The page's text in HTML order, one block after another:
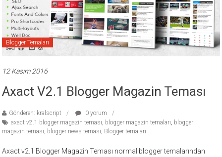
Blogger Temaları
12 Kasım 2016
Axact V2.1 Blogger Magazin Teması
Gönderen: kralscript
0 yorum
axact v2.1 blogger magazin teması, blogger magazin temaları, blogger
magazin teması, blogger news teması, Blogger temaları
Axact v2.1 Blogger Magazin Teması normal blogger temalarından